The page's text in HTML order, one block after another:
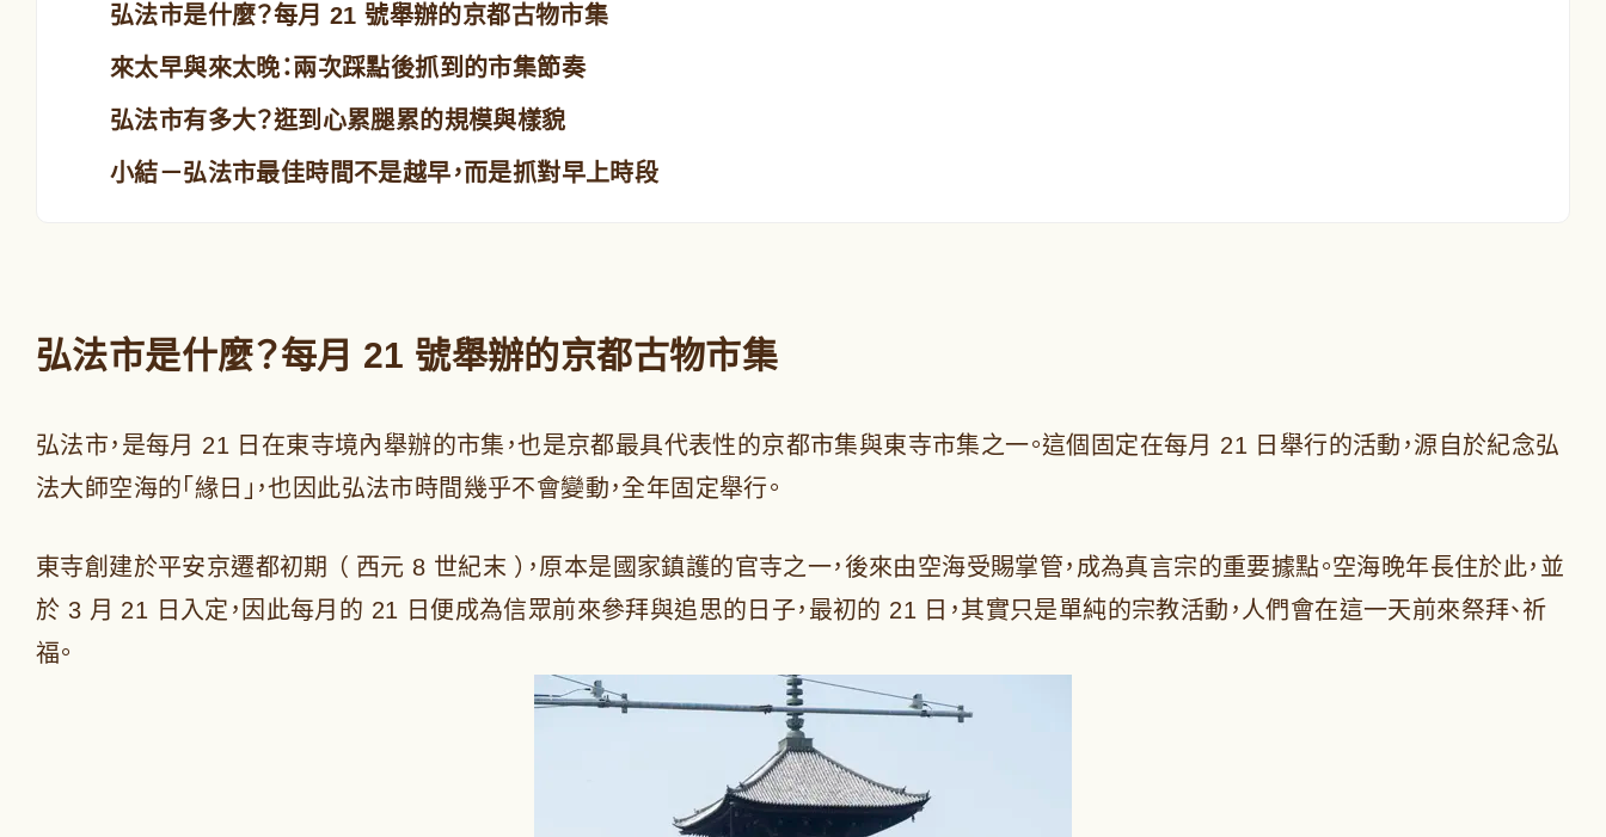
弘法市是什麼？每月 21 號舉辦的京都古物市集
來太早與來太晚：兩次踩點後抓到的市集節奏
弘法市有多大？逛到心累腿累的規模與樣貌
小結－弘法市最佳時間不是越早，而是抓對早上時段
弘法市是什麼？每月 21 號舉辦的京都古物市集
弘法市，是每月 21 日在東寺境內舉辦的市集，也是京都最具代表性的京都市集與東寺市集之一。這個固定在每月 21 日舉行的活動，源自於紀念弘
法大師空海的「緣日」，也因此弘法市時間幾乎不會變動，全年固定舉行。
東寺創建於平安京遷都初期 （ 西元 8 世紀末 ），原本是國家鎮護的官寺之一，後來由空海受賜掌管，成為真言宗的重要據點。空海晚年長住於此，並
於 3 月 21 日入定，因此每月的 21 日便成為信眾前來參拜與追思的日子，最初的 21 日，其實只是單純的宗教活動，人們會在這一天前來祭拜、祈
福。